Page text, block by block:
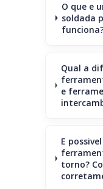
O que e
soldada
Qual a
e
E
torno?